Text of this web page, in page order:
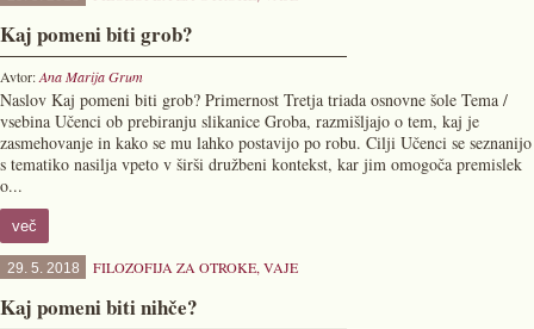
Kaj pomeni biti grob?
Avtor:Ana Marija Grum
Naslov Kaj pomeni biti grob? Primernost Tretja triada osnovne šole Tema /
vsebina Učenci ob prebiranju slikanice Groba, razmišljajo o tem, kaj je
zasmehovanje in kako se mu lahko postavijo po robu. Cilji Učenci se seznanijo
s tematiko nasilja vpeto v širši družbeni kontekst, kar jim omogoča premislek
o...
več
29. 5. 2018 FILOZOFIJA ZA OTROKE, VAJE
Kaj pomeni biti nihče?